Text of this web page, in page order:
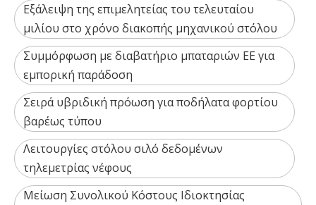
Εξάλειψη της επιμελητείας του τελευταίου
μιλίου στο χρόνο διακοπής μηχανικού στόλου
Συμμόρφωση με διαβατήριο μπαταριών ΕΕ για
εμπορική παράδοση
Σειρά υβριδική πρόωση για ποδήλατα φορτίου
βαρέως τύπου
Λειτουργίες στόλου σιλό δεδομένων
τηλεμετρίας νέφους
Μείωση Συνολικού Κόστους Ιδιοκτησίας